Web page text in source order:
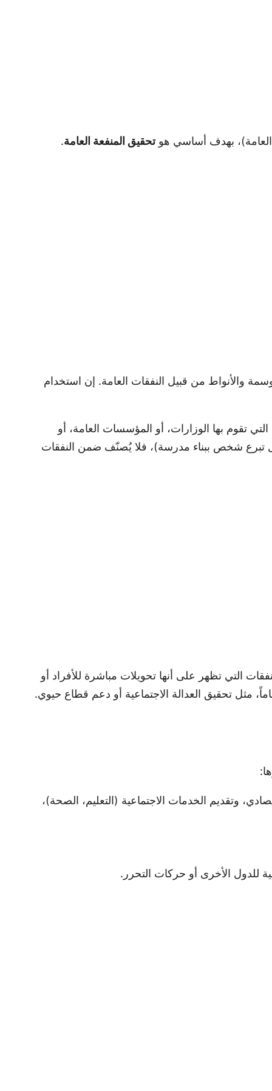
العامة)، بهدف أساسي هوتحقيق المنفعة العامة.
والأنواط من قبيل النفقات العامة. إن استخدام
تقوم بها الوزارات، أو المؤسسات العامة، أو
تبرع شخص ببناء مدرسة)، فلا يُصنّف ضمن النفقات
التي تظهر على أنها تحويلات مباشرة للأفراد أو
مثل تحقيق العدالة الاجتماعية أو دعم قطاع حيوي.
وتقديم الخدمات الاجتماعية (التعليم، الصحة)،
للدول الأخرى أو حركات التحرر.